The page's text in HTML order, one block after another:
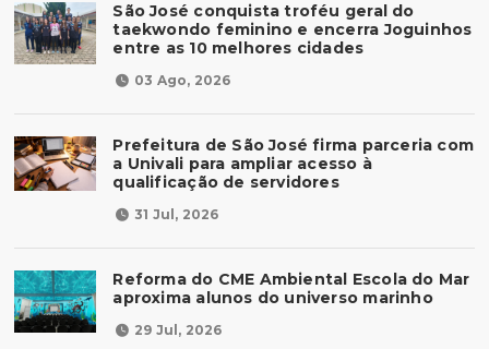
São José conquista troféu geral do
taekwondo feminino e encerra Joguinhos
entre as 10 melhores cidades
03 Ago, 2026
Prefeitura de São José firma parceria com
a Univali para ampliar acesso à
qualificação de servidores
31 Jul, 2026
Reforma do CME Ambiental Escola do Mar
aproxima alunos do universo marinho
29 Jul, 2026